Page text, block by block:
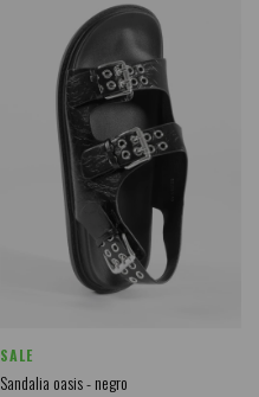
SALE
Sandalia oasis - negro